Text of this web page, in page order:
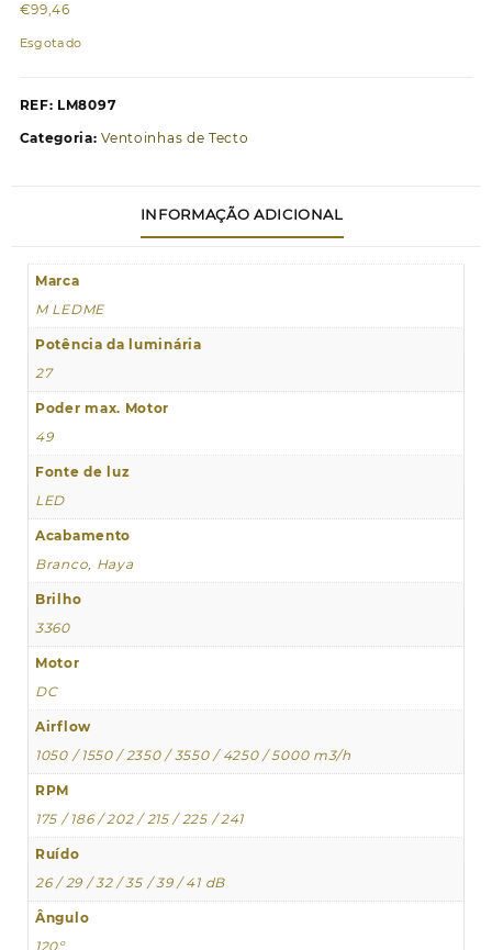
€99,46
Esgotado
REF: LM8097
Categoria:Ventoinhas de Tecto
INFORMAÇÃO ADICIONAL
Marca
M LEDME
Potência da luminária
27
Poder max. Motor
49
Fonte de luz
LED
Acabamento
Branco, Haya
Brilho
3360
Motor
DC
Airflow
1050 / 1550 / 2350 / 3550 / 4250 / 5000 m3/h
RPM
175 / 186 / 202 / 215 / 225 / 241
Ruído
26 / 29 / 32 / 35 / 39 / 41 dB
Ângulo
120º